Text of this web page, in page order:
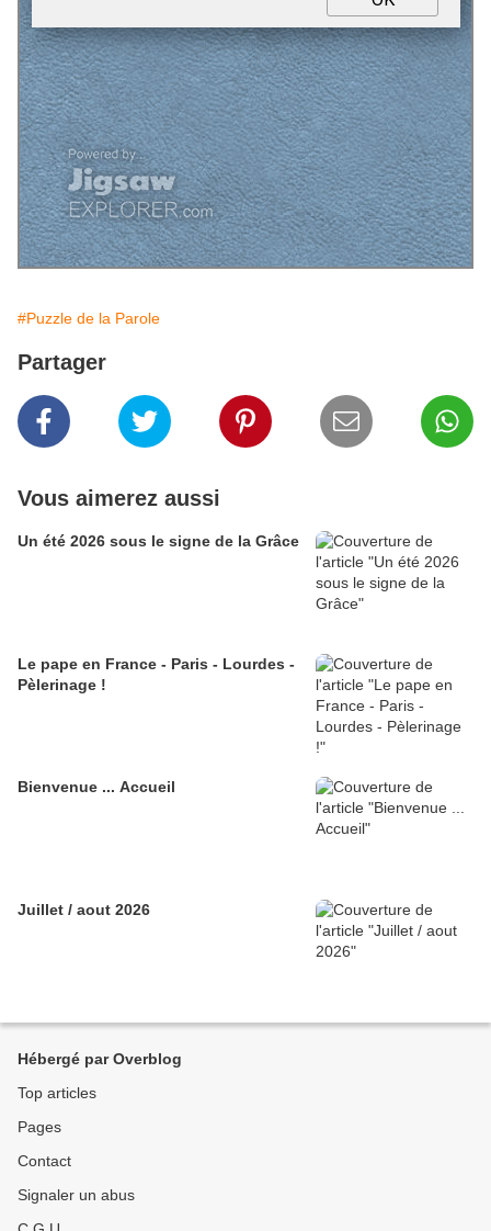
#Puzzle de la Parole
Partager
Vous aimerez aussi
Un été 2026 sous le signe de la Grâce
Le pape en France - Paris - Lourdes -
Pèlerinage !
Bienvenue ... Accueil
Juillet / aout 2026
Hébergé par Overblog
Top articles
Pages
Contact
Signaler un abus